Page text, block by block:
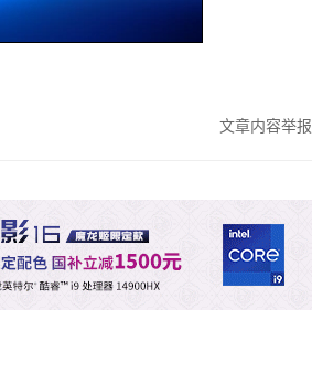
文章内容举报